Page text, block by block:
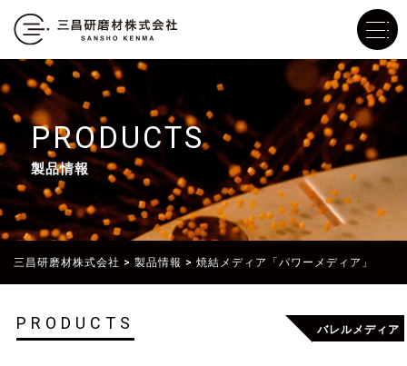
PRODUCTS
製品情報
三昌研磨材株式会社 > 製品情報 > 焼結メディア「パワーメディア」
PRODUCTS バレルメディア